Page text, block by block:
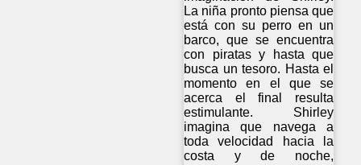
La niña pronto piensa que
está con su perro en un
barco, que se encuentra
con piratas y hasta que
busca un tesoro. Hasta el
momento en el que se
acerca el final resulta
estimulante. Shirley
imagina que navega a
toda velocidad hacia la
costa y de noche,